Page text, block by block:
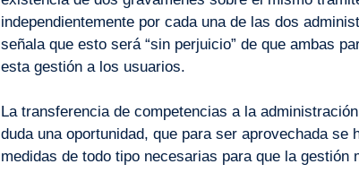
independientemente por cada una de las dos
señala que esto será “sin perjuicio” de que ambas
esta gestión a los usuarios.
La transferencia de competencias a la
duda una oportunidad, que para ser aprovechada se
medidas de todo tipo necesarias para que la gestión